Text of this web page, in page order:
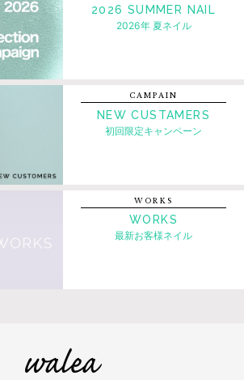
2026 SUMMER NAIL
2026年 夏ネイル
CAMPAIN
NEW CUSTAMERS
初回限定キャンペーン
WORKS
WORKS
最新お客様ネイル